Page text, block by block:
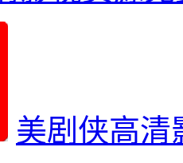
美剧侠高清